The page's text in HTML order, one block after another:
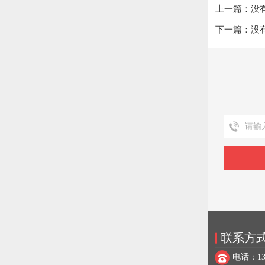
上一篇：没
下一篇：没
联系方
电话：